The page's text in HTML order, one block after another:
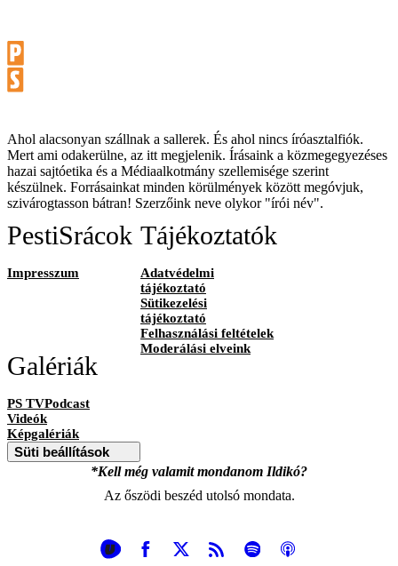
Ahol alacsonyan szállnak a sallerek. És ahol nincs íróasztalfiók.
Mert ami odakerülne, az itt megjelenik. Írásaink a közmegegyezéses
hazai sajtóetika és a Médiaalkotmány szellemisége szerint
készülnek. Forrásainkat minden körülmények között megóvjuk,
szivárogtasson bátran! Szerzőink neve olykor "írói név".
PestiSrácok
Impresszum
Tájékoztatók
Adatvédelmi
tájékoztató
Sütikezelési
tájékoztató
Felhasználási feltételek
Moderálási elveink
Galériák
PS TVPodcast
Videók
Képgalériák
Süti beállítások
*Kell még valamit mondanom Ildikó?
Az őszödi beszéd utolsó mondata.